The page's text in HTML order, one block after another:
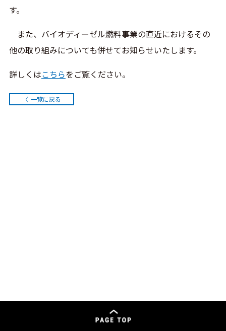
す。
また、バイオディーゼル燃料事業の直近におけるその
他の取り組みについても併せてお知らせいたします。
詳しくはこちらをご覧ください。
一覧に戻る